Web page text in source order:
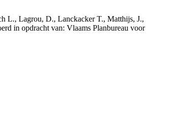
L., Lagrou, D., Lanckacker T., Matthijs, J.,
in opdracht van: Vlaams Planbureau voor